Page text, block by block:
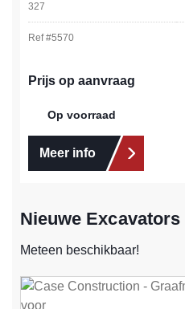
327
Ref #5570
Prijs op aanvraag
Op voorraad
Meer info
Nieuwe
Meteen beschikbaar!